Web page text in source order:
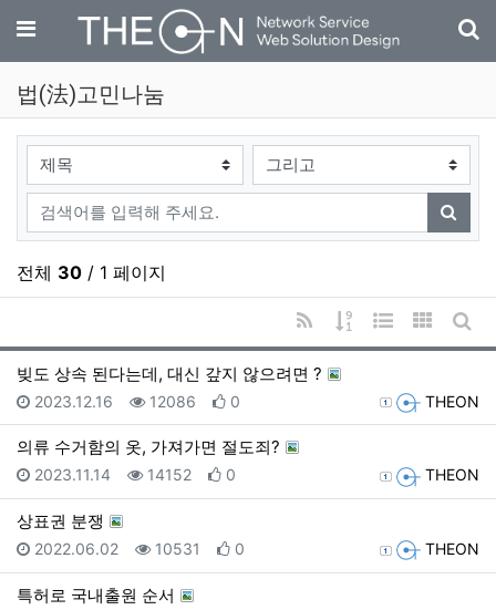
메뉴
법(法)고민나눔
검색대상
검색어
검색
전체 30 / 1 페이지
RSS
게시물 정렬
웹진 스타일
갤러리게
빚도 상속 된다는데, 대신 갚지 않으려면 ?
등록자 THEON
등록일
2023.12.16 조회
12086 추천
0
의류 수거함의 옷, 가져가면 절도죄?
등록자 THEON
등록일
2023.11.14 조회
14152 추천
0
상표권 분쟁
등록자 THEON
등록일
2022.06.02 조회
10531 추천
0
특허로 국내출원 순서